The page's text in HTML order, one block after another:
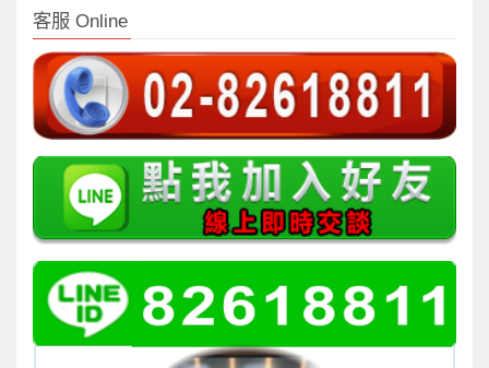
客服 Online